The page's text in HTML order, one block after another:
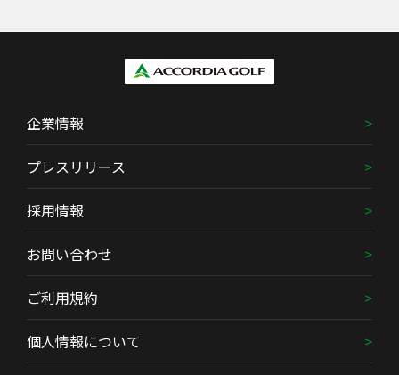
企業情報
プレスリリース
採用情報
お問い合わせ
ご利用規約
個人情報について